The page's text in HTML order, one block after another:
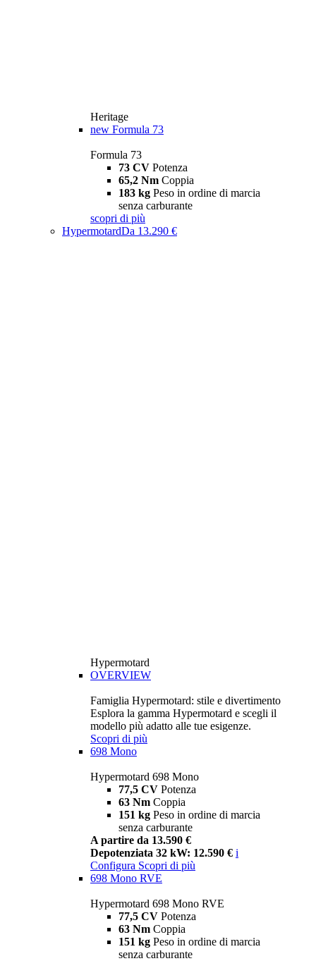
Heritage
new Formula 73
Formula 73
73 CV Potenza
65,2 Nm Coppia
183 kg Peso in ordine di marcia
senza carburante
scopri di più
HypermotardDa 13.290 €
Hypermotard
OVERVIEW
Famiglia Hypermotard: stile e divertimento
Esplora la gamma Hypermotard e scegli il
modello più adatto alle tue esigenze.
Scopri di più
698 Mono
Hypermotard 698 Mono
77,5 CV Potenza
63 Nm Coppia
151 kg Peso in ordine di marcia
senza carburante
A partire da 13.590 €
Depotenziata 32 kW: 12.590 € i
Configura Scopri di più
698 Mono RVE
Hypermotard 698 Mono RVE
77,5 CV Potenza
63 Nm Coppia
151 kg Peso in ordine di marcia
senza carburante